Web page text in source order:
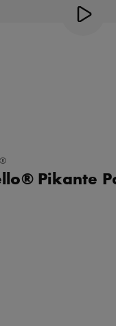
Pikante